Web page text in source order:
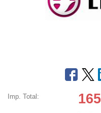
Imp. Total: